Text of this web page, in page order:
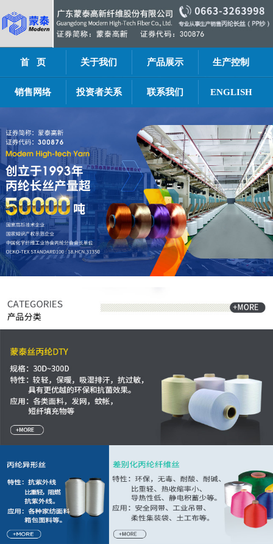
首 页 关于我们 产品展示 生产控制
销售网络 投资者关系 联系我们 ENGLISH